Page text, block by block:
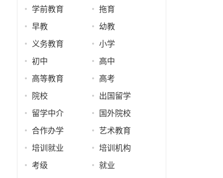
学前教育 拖育
早教 幼教
义务教育 小学
初中 高中
高等教育 高考
院校 出国留学
留学中介 国外院校
合作办学 艺术教育
培训就业 培训机构
考级 就业